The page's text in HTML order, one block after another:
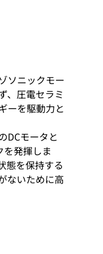
ソニックモー
、圧電セラミ
ーを駆動力と
DCモータと
を発揮しま
態を保持する
ないために高